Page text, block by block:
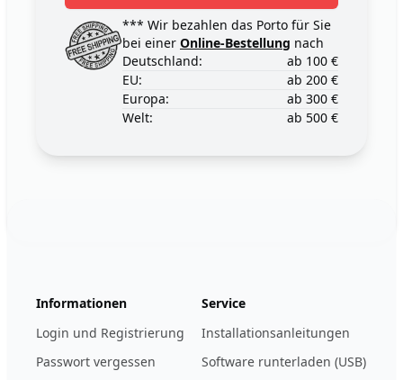
*** Wir bezahlen das Porto für Sie
bei einer Online-Bestellung nach
Deutschland:
ab 100 €
EU:
ab 200 €
Europa:
ab 300 €
Welt:
ab 500 €
Informationen
Login und Registrierung
Passwort vergessen
Service
Installationsanleitungen
Software runterladen (USB)